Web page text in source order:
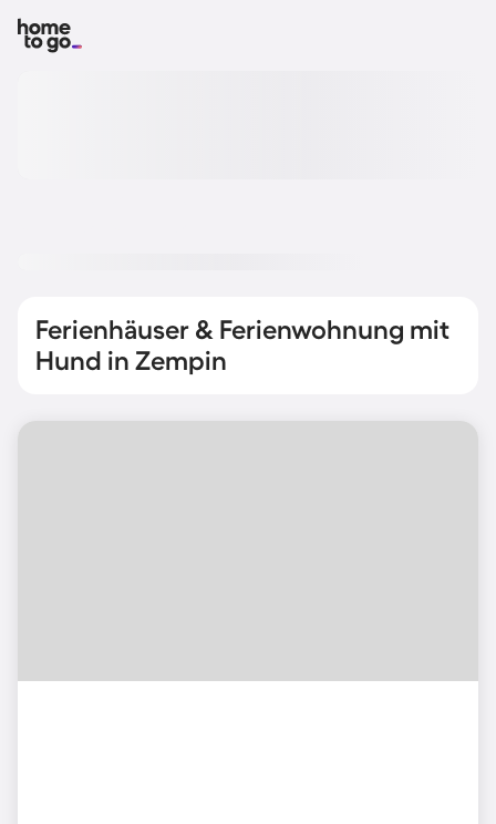
Ferienhäuser & Ferienwohnung mit
Hund in Zempin